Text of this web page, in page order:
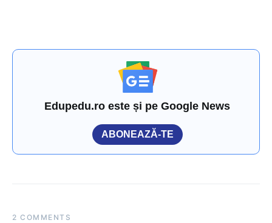
Edupedu.ro este și pe Google News
ABONEAZĂ-TE
2 COMMENTS